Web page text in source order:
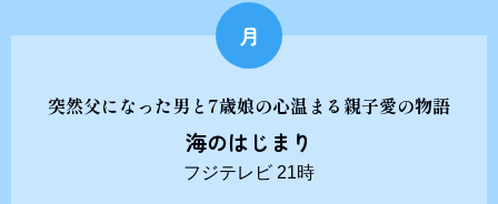
月
突然父になった男と7歳娘の心温まる親子愛の物語
海のはじまり
フジテレビ 21時